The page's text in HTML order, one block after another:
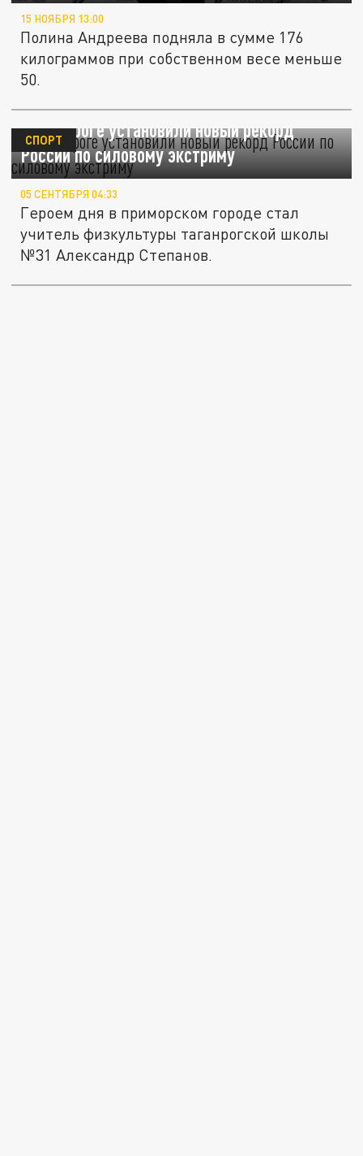
15 НОЯБРЯ 13:00
Полина Андреева подняла в сумме 176
килограммов при собственном весе меньше
50.
В Таганроге установили новый рекорд
России по силовому экстриму
СПОРТ
05 СЕНТЯБРЯ 04:33
Героем дня в приморском городе стал
учитель физкультуры таганрогской школы
№31 Александр Степанов.